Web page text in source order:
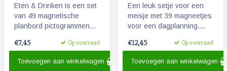
Eten & Drinken is een set
van 49 magnetische
planbord pictogrammen
€7,45 Op voorraad
Toevoegen aan winkelwagen
Een leuk setje voor een
meisje met 39 magneetjes
voor een dagplanning.
voor school, eten en
ook sport, spel en
€12,45 Op voorraad
Toevoegen aan winkelwagen